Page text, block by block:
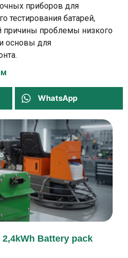
приборов для
тестирования батарей,
причины проблемы низкого
основы для
WhatsApp
Battery pack